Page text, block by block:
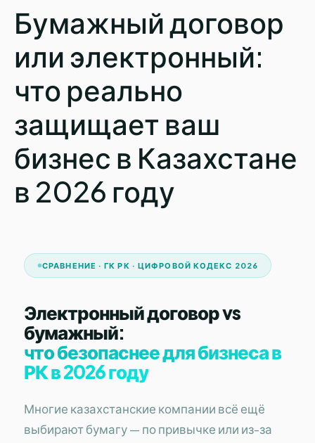
Бумажный договор
или электронный:
что реально
защищает ваш
бизнес в Казахстане
в 2026 году
СРАВНЕНИЕ · ГК РК · ЦИФРОВОЙ КОДЕКС 2026
Электронный договор vs
бумажный:
что безопаснее для бизнеса в
РК в 2026 году
Многие казахстанские компании всё ещё
выбирают бумагу — по привычке или из-за